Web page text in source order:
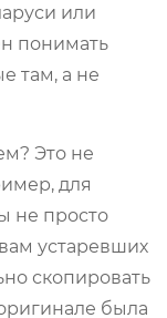
или
понимать
там, а не
Это не
для
не просто
устаревших
скопировать
была